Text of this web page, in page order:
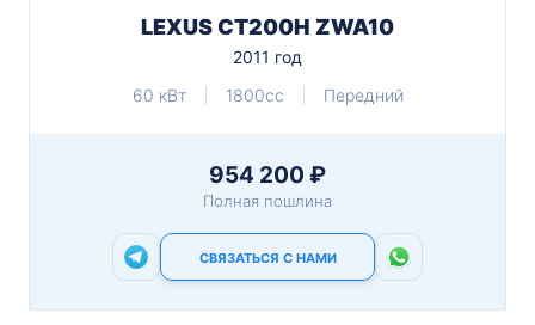
LEXUS CT200H ZWA10
2011 год
60 кВт
1800cc Передний
954 200 ₽
Полная пошлина
СВЯЗАТЬСЯ С НАМИ